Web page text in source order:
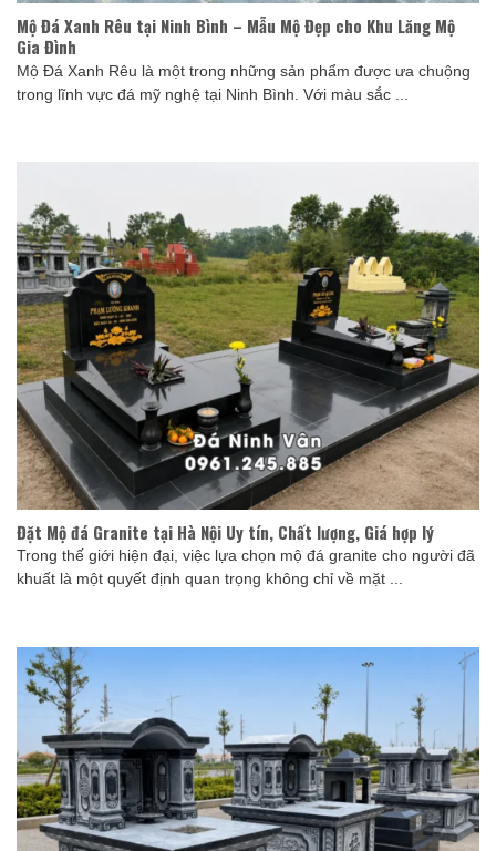
Mộ Đá Xanh Rêu tại Ninh Bình – Mẫu Mộ Đẹp cho Khu Lăng Mộ
Gia Đình
Mộ Đá Xanh Rêu là một trong những sản phẩm được ưa chuộng
trong lĩnh vực đá mỹ nghệ tại Ninh Bình. Với màu sắc ...
Đặt Mộ đá Granite tại Hà Nội Uy tín, Chất lượng, Giá hợp lý
Trong thế giới hiện đại, việc lựa chọn mộ đá granite cho người đã
khuất là một quyết định quan trọng không chỉ về mặt ...